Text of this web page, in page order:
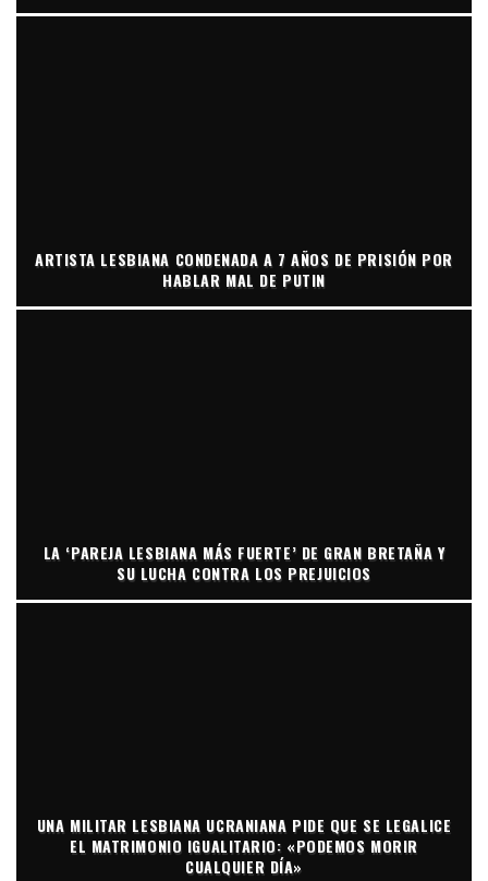
ARTISTA LESBIANA CONDENADA A 7 AÑOS DE PRISIÓN POR
HABLAR MAL DE PUTIN
LA ‘PAREJA LESBIANA MÁS FUERTE’ DE GRAN BRETAÑA Y
SU LUCHA CONTRA LOS PREJUICIOS
UNA MILITAR LESBIANA UCRANIANA PIDE QUE SE LEGALICE
EL MATRIMONIO IGUALITARIO: «PODEMOS MORIR
CUALQUIER DÍA»